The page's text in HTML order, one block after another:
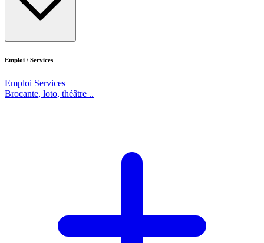
Emploi / Services
Emploi Services
Brocante, loto, théâtre ..